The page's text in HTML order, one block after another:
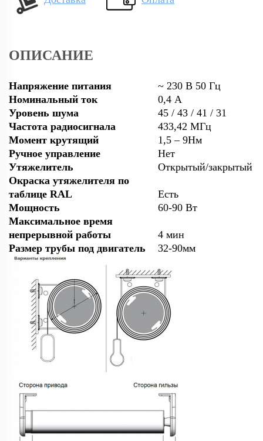
ОПИСАНИЕ
Напряжение питания
~ 230 В 50 Гц
Номинальный ток
0,4 А
Уровень шума
45 / 43 / 41 / 31
Частота радиосигнала
433,42 МГц
Момент крутящий
1,5 – 9Нм
Ручное управление
Нет
Утяжелитель
Открытый/закрытый
Окраска утяжелителя по
таблице RAL
Есть
Мощность
60-90 Вт
Максимальное время
непрерывной работы
4 мин
Размер трубы под двигатель
32-90мм